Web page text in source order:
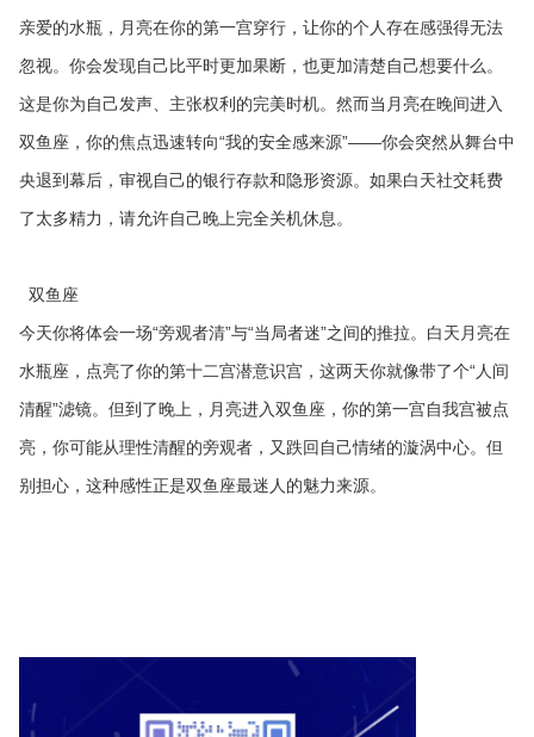
亲爱的水瓶，月亮在你的第一宫穿行，让你的个人存在感强得无法
忽视。你会发现自己比平时更加果断，也更加清楚自己想要什么。
这是你为自己发声、主张权利的完美时机。然而当月亮在晚间进入
双鱼座，你的焦点迅速转向“我的安全感来源”——你会突然从舞台中
央退到幕后，审视自己的银行存款和隐形资源。如果白天社交耗费
了太多精力，请允许自己晚上完全关机休息。
双鱼座
今天你将体会一场“旁观者清”与“当局者迷”之间的推拉。白天月亮在
水瓶座，点亮了你的第十二宫潜意识宫，这两天你就像带了个“人间
清醒”滤镜。但到了晚上，月亮进入双鱼座，你的第一宫自我宫被点
亮，你可能从理性清醒的旁观者，又跌回自己情绪的漩涡中心。但
别担心，这种感性正是双鱼座最迷人的魅力来源。